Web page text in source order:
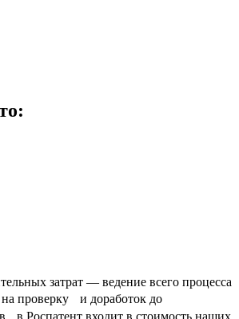
затрат — ведение всего процесса
на проверку и доработок до